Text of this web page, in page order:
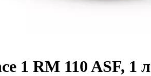
1 RM 110 ASF, 1 л